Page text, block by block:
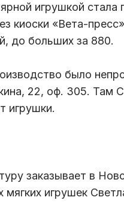
игрушкой
киоски «Вета-
до больших за 880.
было
22, оф. 305. Там
игрушки.
заказывает в
мягких игрушек